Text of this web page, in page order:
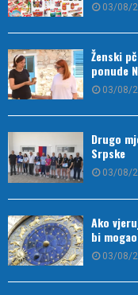
03/08/
Ženski
ponude
03/08/
Drugo
Srpske
03/08/
Ako
bi
03/08/